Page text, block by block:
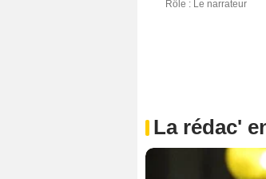
Rôle : Le narrateur
La rédac'